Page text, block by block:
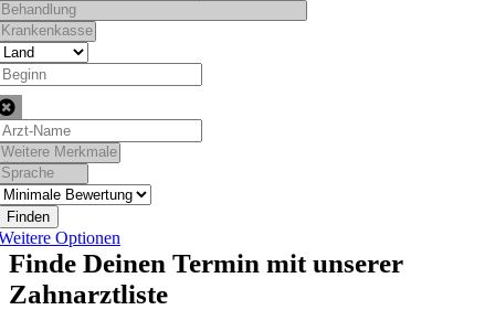
Finden
Optionen
Finde Deinen Termin mit unserer
Zahnarztliste